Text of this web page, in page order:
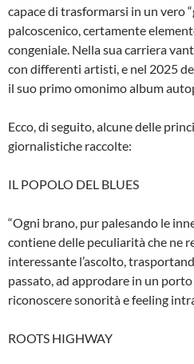
capace di trasformarsi in un vero
palcoscenico, certamente
congeniale. Nella sua carriera
con differenti artisti, e nel 2025
il suo primo omonimo album
Ecco, di seguito, alcune delle
giornalistiche raccolte:
IL POPOLO DEL BLUES
“Ogni brano, pur palesando le
contiene delle peculiarità che ne
interessante l’ascolto,
passato, ad approdare in un
riconoscere sonorità e feeling
ROOTS HIGHWAY